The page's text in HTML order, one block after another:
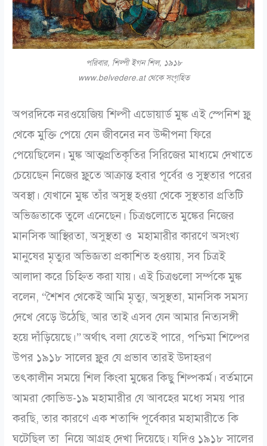
পরিবার, শিল্পী ইগন শিল, ১৯১৮
www.belvedere.at থেকে সংগৃহিত
অপরদিকে নরওয়েজিয় শিল্পী এডোয়ার্ড মুঙ্ক এই স্পেনিশ ফ্লু
থেকে মুক্তি পেয়ে যেন জীবনের নব উদ্দীপনা ফিরে
পেয়েছিলেন। মুঙ্ক আত্মপ্রতিকৃতির সিরিজের মাধ্যমে দেখাতে
চেয়েছেন নিজের ফ্লুতে আক্রান্ত হবার পূর্বের ও সুস্থতার পরের
অবস্থা। যেখানে মুঙ্ক তাঁর অসুস্থ হওয়া থেকে সুস্থতার প্রতিটি
অভিজ্ঞতাকে তুলে এনেছেন। চিত্রগুলোতে মুঙ্কের নিজের
মানসিক আস্থিরতা, অসুস্থতা ও মহামারীর কারণে অসংখ্য
মানুষের মৃত্যুর অভিজ্ঞতা প্রকাশিত হওয়ায়, সব চিত্রই
আলাদা করে চিহ্নিত করা যায়। এই চিত্রগুলো সর্ম্পকে মুঙ্ক
বলেন, “শৈশব থেকেই আমি মৃত্যু, অসুস্থতা, মানসিক সমস্য
দেখে বেড়ে উঠেছি, আর তাই এসব যেন আমার নিত্যসঙ্গী
হয়ে দাঁড়িয়েছে।”অর্থাৎ বলা যেতেই পারে, পশ্চিমা শিল্পের
উপর ১৯১৮ সালের ফ্লুর যে প্রভাব তারই উদাহরণ
তৎকালীন সময়ে শিল কিংবা মুঙ্কের কিছু শিল্পকর্ম। বর্তমানে
আমরা কোভিড-১৯ মহামারীর যে আবহের মধ্যে সময় পার
করছি, তার কারণে এক শতাব্দি পূর্বেকার মহামারীতে কি
ঘটেছিল তা নিয়ে আগ্রহ দেখা দিয়েছে। যদিও ১৯১৮ সালের